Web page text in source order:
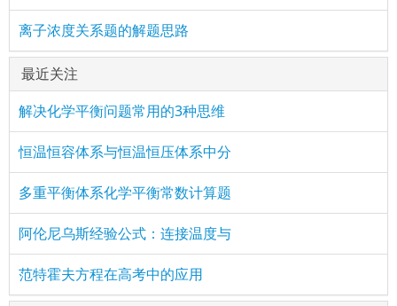
离子浓度关系题的解题思路
最近关注
解决化学平衡问题常用的3种思维
恒温恒容体系与恒温恒压体系中分
多重平衡体系化学平衡常数计算题
阿伦尼乌斯经验公式：连接温度与
范特霍夫方程在高考中的应用